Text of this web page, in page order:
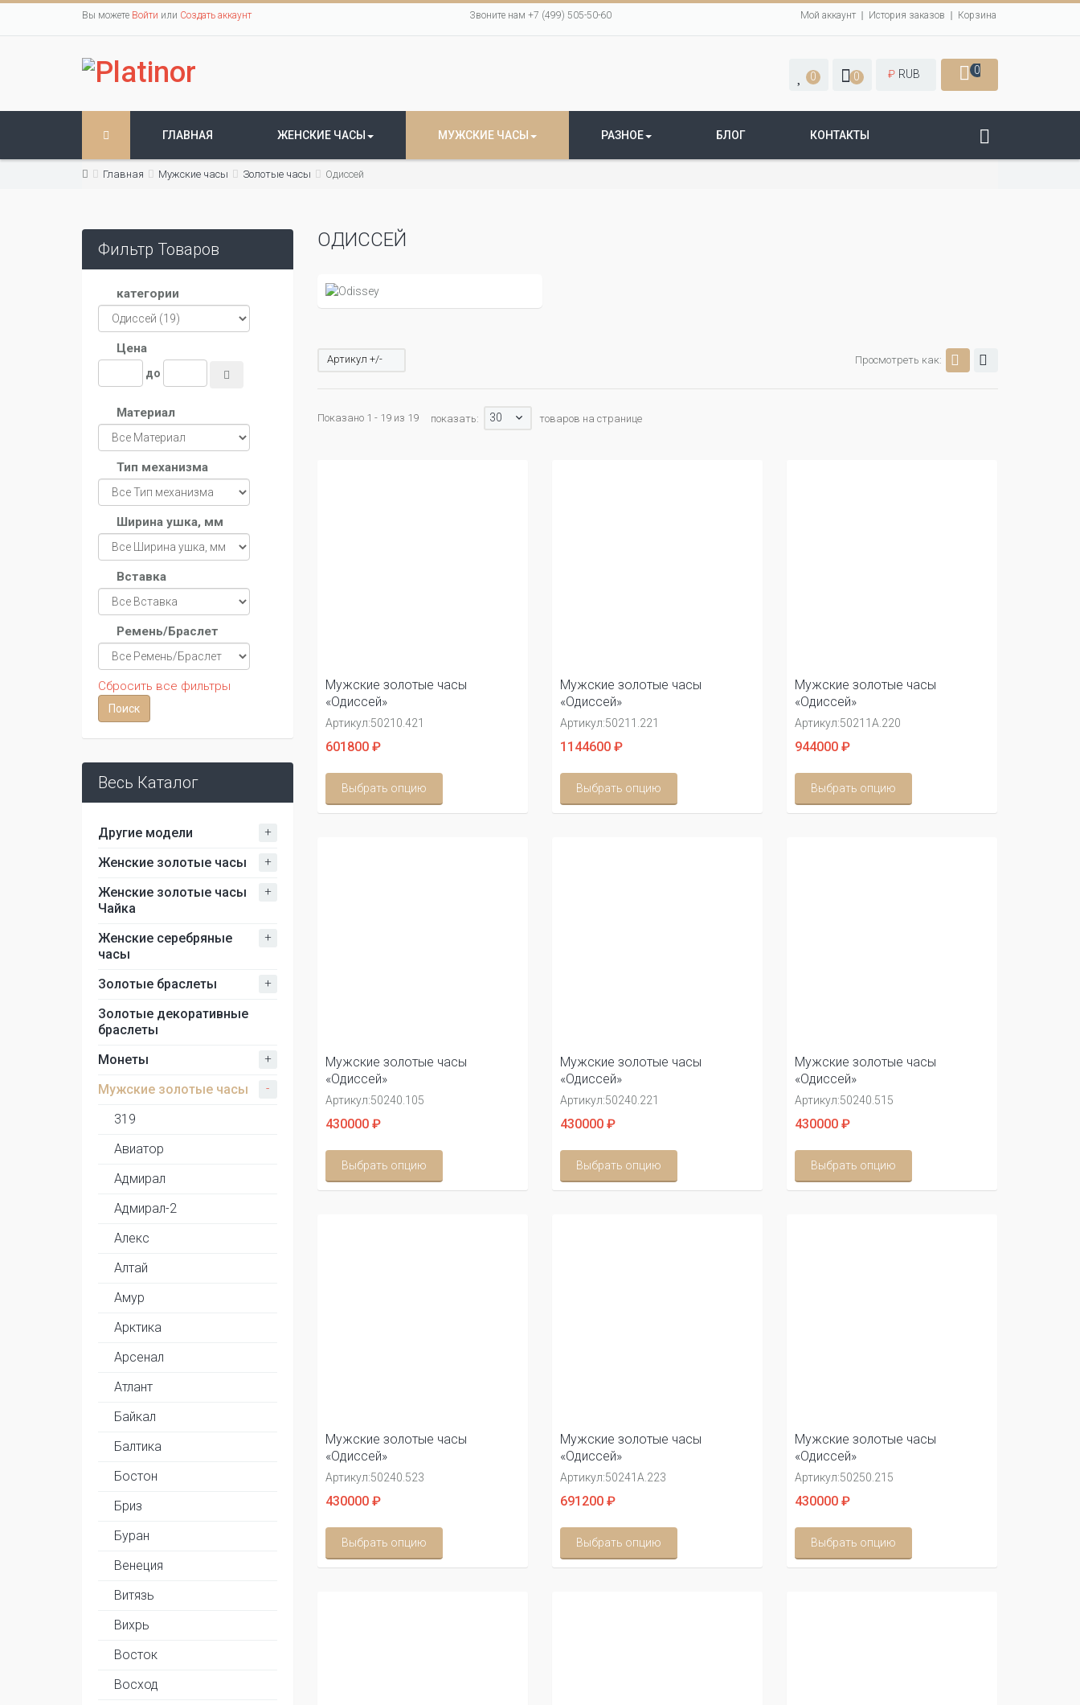
Вы можете Войти или Создать аккаунт Звоните нам +7 (499) 505-50-60 Мой аккаунт История заказов Корзина
0 0 ₽ RUB 0
ГЛАВНАЯ ЖЕНСКИЕ ЧАСЫ МУЖСКИЕ ЧАСЫ РАЗНОЕ БЛОГ КОНТАКТЫ
Главная Мужские часы Золотые часы Одиссей
Фильтр Товаров
категории
Цена
до
Материал
Тип механизма
Ширина ушка, мм
Вставка
Ремень/Браслет
Сбросить все фильтры
Весь Каталог
Другие модели +
Женские золотые часы +
Женские золотые часы
Чайка
+
Женские серебряные
часы
+
Золотые браслеты +
Золотые декоративные
браслеты
Монеты
+
Мужские золотые часы -
319
Авиатор
Адмирал
Адмирал-2
Алекс
Алтай
Амур
Арктика
Арсенал
Атлант
Байкал
Балтика
Бостон
Бриз
Буран
Венеция
Витязь
Вихрь
Восток
Восход
ОДИССЕЙ
Просмотреть как:
Артикул +/-
Показано 1 - 19 из 19 показать: 30 товаров на странице
Мужские золотые часы
«Одиссей»
Артикул:50210.421
601800 ₽
Выбрать опцию
Мужские золотые часы
«Одиссей»
Артикул:50211.221
1144600 ₽
Выбрать опцию
Мужские золотые часы
«Одиссей»
Артикул:50211А.220
944000 ₽
Выбрать опцию
Мужские золотые часы
«Одиссей»
Артикул:50240.105
430000 ₽
Выбрать опцию
Мужские золотые часы
«Одиссей»
Артикул:50240.221
430000 ₽
Выбрать опцию
Мужские золотые часы
«Одиссей»
Артикул:50240.515
430000 ₽
Выбрать опцию
Мужские золотые часы
«Одиссей»
Артикул:50240.523
430000 ₽
Выбрать опцию
Мужские золотые часы
«Одиссей»
Артикул:50241А.223
691200 ₽
Выбрать опцию
Мужские золотые часы
«Одиссей»
Артикул:50250.215
430000 ₽
Выбрать опцию